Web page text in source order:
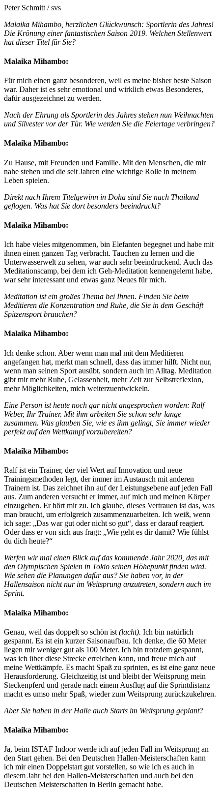
Peter Schmitt / svs
Malaika Mihambo, herzlichen Glückwunsch: Sportlerin des Jahres!
Die Krönung einer fantastischen Saison 2019. Welchen Stellenwert
hat dieser Titel für Sie?
Malaika Mihambo:
Für mich einen ganz besonderen, weil es meine bisher beste Saison
war. Daher ist es sehr emotional und wirklich etwas Besonderes,
dafür ausgezeichnet zu werden.
Nach der Ehrung als Sportlerin des Jahres stehen nun Weihnachten
und Silvester vor der Tür. Wie werden Sie die Feiertage verbringen?
Malaika Mihambo:
Zu Hause, mit Freunden und Familie. Mit den Menschen, die mir
nahe stehen und die seit Jahren eine wichtige Rolle in meinem
Leben spielen.
Direkt nach Ihrem Titelgewinn in Doha sind Sie nach Thailand
geflogen. Was hat Sie dort besonders beeindruckt?
Malaika Mihambo:
Ich habe vieles mitgenommen, bin Elefanten begegnet und habe mit
ihnen einen ganzen Tag verbracht. Tauchen zu lernen und die
Unterwasserwelt zu sehen, war auch sehr beeindruckend. Auch das
Meditationscamp, bei dem ich Geh-Meditation kennengelernt habe,
war sehr interessant und etwas ganz Neues für mich.
Meditation ist ein großes Thema bei Ihnen. Finden Sie beim
Meditieren die Konzentration und Ruhe, die Sie in dem Geschäft
Spitzensport brauchen?
Malaika Mihambo:
Ich denke schon. Aber wenn man mal mit dem Meditieren
angefangen hat, merkt man schnell, dass das immer hilft. Nicht nur,
wenn man seinen Sport ausübt, sondern auch im Alltag. Meditation
gibt mir mehr Ruhe, Gelassenheit, mehr Zeit zur Selbstreflexion,
mehr Möglichkeiten, mich weiterzuentwickeln.
Eine Person ist heute noch gar nicht angesprochen worden: Ralf
Weber, Ihr Trainer. Mit ihm arbeiten Sie schon sehr lange
zusammen. Was glauben Sie, wie es ihm gelingt, Sie immer wieder
perfekt auf den Wettkampf vorzubereiten?
Malaika Mihambo:
Ralf ist ein Trainer, der viel Wert auf Innovation und neue
Trainingsmethoden legt, der immer im Austausch mit anderen
Trainern ist. Das zeichnet ihn auf der Leistungsebene auf jeden Fall
aus. Zum anderen versucht er immer, auf mich und meinen Körper
einzugehen. Er hört mir zu. Ich glaube, dieses Vertrauen ist das, was
man braucht, um erfolgreich zusammenzuarbeiten. Ich weiß, wenn
ich sage: „Das war gut oder nicht so gut“, dass er darauf reagiert.
Oder dass er von sich aus fragt: „Wie geht es dir damit? Wie fühlst
du dich heute?“
Werfen wir mal einen Blick auf das kommende Jahr 2020, das mit
den Olympischen Spielen in Tokio seinen Höhepunkt finden wird.
Wie sehen die Planungen dafür aus? Sie haben vor, in der
Hallensaison nicht nur im Weitsprung anzutreten, sondern auch im
Sprint.
Malaika Mihambo:
Genau, weil das doppelt so schön ist (lacht). Ich bin natürlich
gespannt. Es ist ein kurzer Saisonaufbau. Ich denke, die 60 Meter
liegen mir weniger gut als 100 Meter. Ich bin trotzdem gespannt,
was ich über diese Strecke erreichen kann, und freue mich auf
meine Wettkämpfe. Es macht Spaß zu sprinten, es ist eine ganz neue
Herausforderung. Gleichzeitig ist und bleibt der Weitsprung mein
Steckenpferd und gerade nach einem Ausflug auf die Sprintdistanz
macht es umso mehr Spaß, wieder zum Weitsprung zurückzukehren.
Aber Sie haben in der Halle auch Starts im Weitsprung geplant?
Malaika Mihambo:
Ja, beim ISTAF Indoor werde ich auf jeden Fall im Weitsprung an
den Start gehen. Bei den Deutschen Hallen-Meisterschaften kann
ich mir einen Doppelstart gut vorstellen, so wie ich es auch in
diesem Jahr bei den Hallen-Meisterschaften und auch bei den
Deutschen Meisterschaften in Berlin gemacht habe.